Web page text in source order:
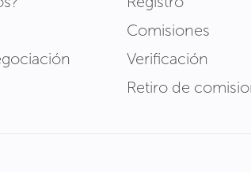
Comisiones
Verificación
Retiro de